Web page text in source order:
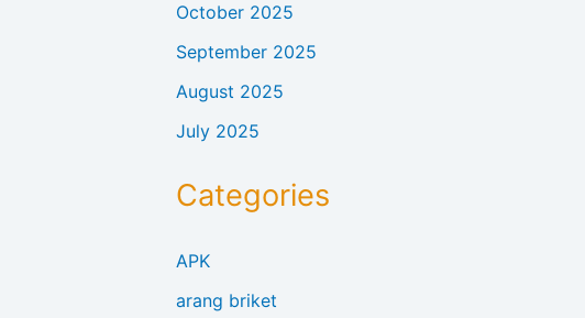
October 2025
September 2025
August 2025
July 2025
Categories
APK
arang briket